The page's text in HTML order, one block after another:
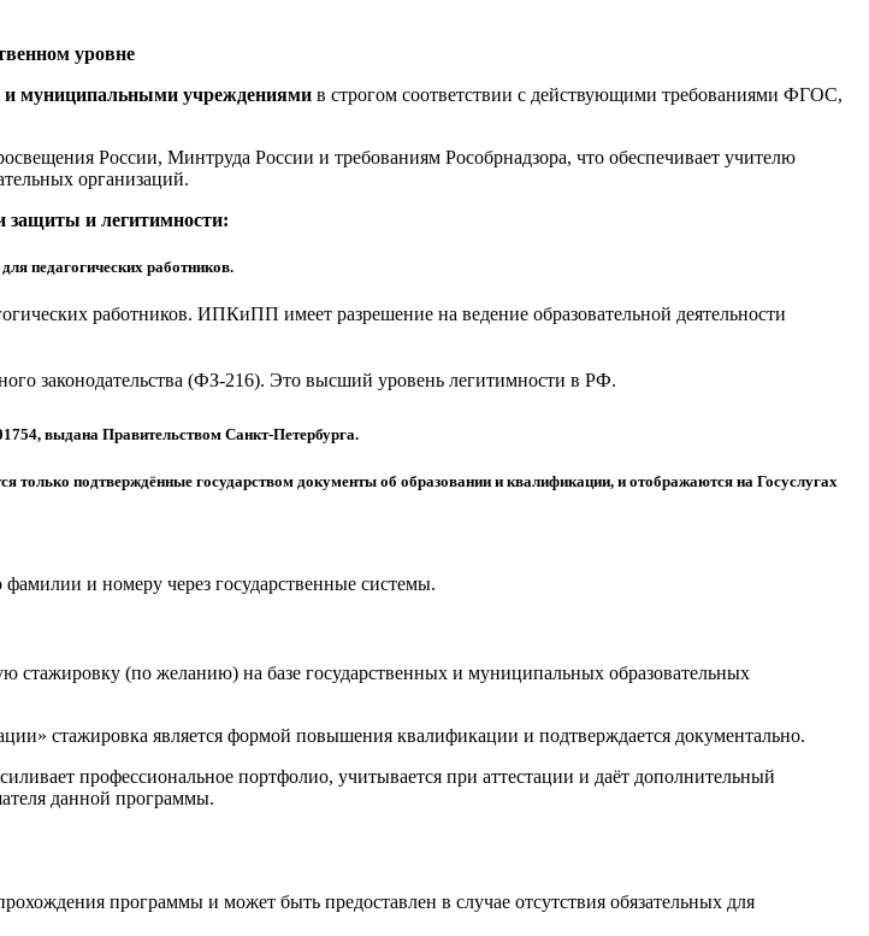
уровне
и муниципальными учреждениями в строгом соответствии с действующими требованиями ФГОС,
России, Минтруда России и требованиям Рособрнадзора, что обеспечивает учителю
организаций.
защиты и легитимности:
педагогических работников.
работников. ИПКиПП имеет разрешение на ведение образовательной деятельности
законодательства (ФЗ-216). Это высший уровень легитимности в РФ.
выдана Правительством Санкт-Петербурга.
подтверждённые государством документы об образовании и квалификации, и отображаются на Госуслугах
и номеру через государственные системы.
стажировку (по желанию) на базе государственных и муниципальных образовательных
стажировка является формой повышения квалификации и подтверждается документально.
профессиональное портфолио, учитывается при аттестации и даёт дополнительный
данной программы.
программы и может быть предоставлен в случае отсутствия обязательных для